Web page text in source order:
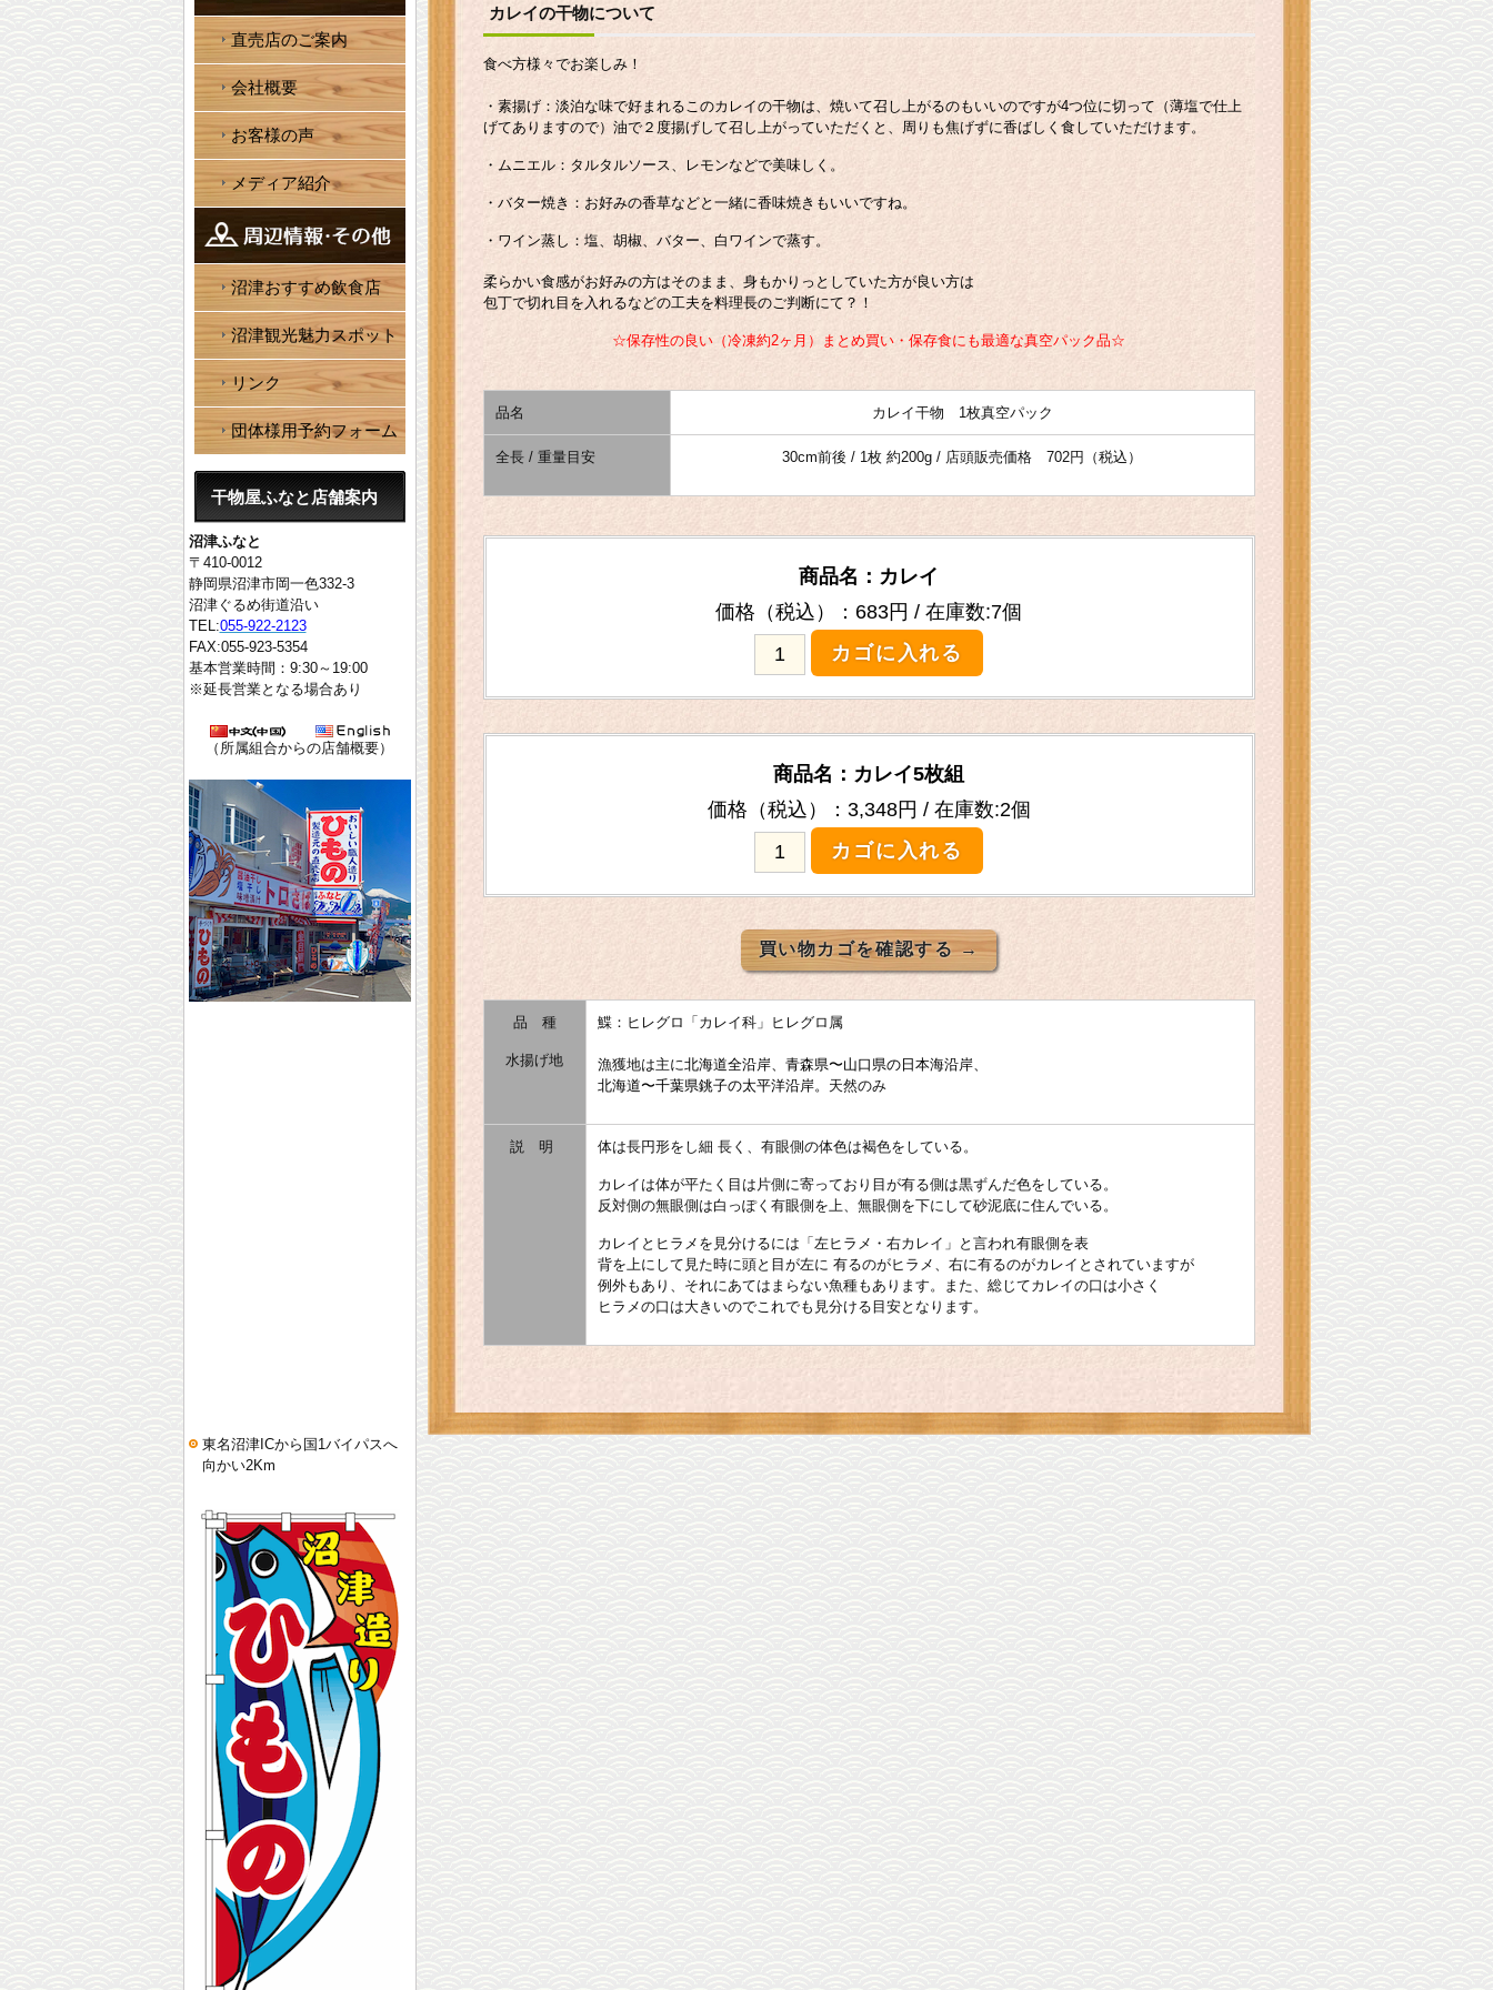
カレイの干物について
食べ方様々でお楽しみ！
・素揚げ：淡泊な味で好まれるこのカレイの干物は、焼いて召し上がるのもいいのですが4つ位に切って（薄塩で仕上
げてありますので）油で２度揚げして召し上がっていただくと、周りも焦げずに香ばしく食していただけます。
・ムニエル：タルタルソース、レモンなどで美味しく。
・バター焼き：お好みの香草などと一緒に香味焼きもいいですね。
・ワイン蒸し：塩、胡椒、バター、白ワインで蒸す。
柔らかい食感がお好みの方はそのまま、身もかりっとしていた方が良い方は
包丁で切れ目を入れるなどの工夫を料理長のご判断にて？！
☆保存性の良い（冷凍約2ヶ月）まとめ買い・保存食にも最適な真空パック品☆
品名 カレイ干物 1枚真空パック
全長 / 重量目安 30cm前後 / 1枚 約200g / 店頭販売価格 702円（税込）
商品名：カレイ
在庫数:7個
商品名：カレイ5枚組
価格（税込）：3,348円
在庫数:2個
品 種
水揚げ地
鰈：ヒレグロ「カレイ科」ヒレグロ属
漁獲地は主に北海道全沿岸、青森県〜山口県の日本海沿岸、
北海道〜千葉県銚子の太平洋沿岸。 天然のみ
説 明 体は長円形をし細 長く、有眼側の体色は褐色をしている。
カレイは体が平たく目は片側に寄っており目が有る側は黒ずんだ色をしている。
反対側の無眼側は白っぽく有眼側を上、無眼側を下にして砂泥底に住んでいる。
カレイとヒラメを見分けるには「左ヒラメ・右カレイ」と言われ有眼側を表
背を上にして見た時に頭と目が左に 有るのがヒラメ、右に有るのがカレイとされていますが
例外もあり、それにあてはまらない魚種もあります。また、総じてカレイの口は小さく
ヒラメの口は大きいのでこれでも見分ける目安となります。
直売店のご案内
会社概要
お客様の声
メディア紹介
沼津おすすめ飲食店
沼津観光魅力スポット
リンク
団体様用予約フォーム
干物屋ふなと店舗案内
沼津ふなと
〒410-0012
静岡県沼津市岡一色332-3
沼津ぐるめ街道沿い
TEL:055-922-2123
FAX:055-923-5354
基本営業時間：9:30～19:00
※延長営業となる場合あり
（所属組合からの店舗概要）
東名沼津ICから国1バイパスへ
向かい2Km